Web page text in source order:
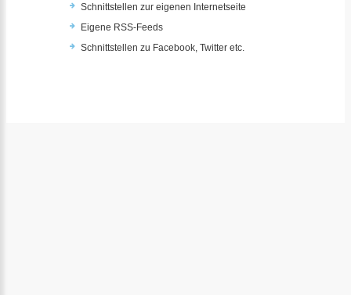
Schnittstellen zur eigenen Internetseite
Eigene RSS-Feeds
Schnittstellen zu Facebook, Twitter etc.